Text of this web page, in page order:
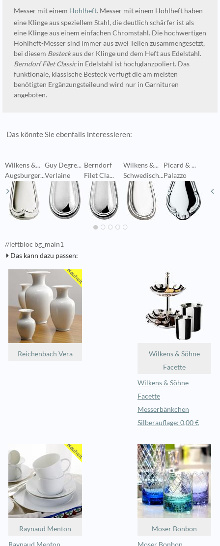
Messer mit einem Hohlheft. Messer mit einem Hohlheft haben
eine Klinge aus speziellem Stahl, die deutlich schärfer ist als
eine Klinge aus einem einfachen Chromstahl. Die hochwertigen
Hohlheft-Messer sind immer aus zwei Teilen zusammengesetzt,
bei diesem Besteckaus der Klinge und dem Heft aus Edelstahl.
Berndorf Filet Classicin Edelstahl ist hochglanzpoliert. Das
funktionale, klassische Besteck verfügt die am meisten
benötigten Ergänzungsteileund wird nur in Garnituren
angeboten.
Das könnte Sie ebenfalls interessieren:
Wilkens &...
Augsburger...
Guy Degre...
Verlaine
Berndorf
Filet Cla...
Wilkens &...
Schwedisch...
Picard & ...
Palazzo
//leftbloc bg_main1
Das kann dazu passen:
Reichenbach Vera
Wilkens & Söhne
Facette
Wilkens & Söhne
Facette
Messerbänkchen
Silberauflage: 0,00 €
Raynaud Menton
Moser Bonbon